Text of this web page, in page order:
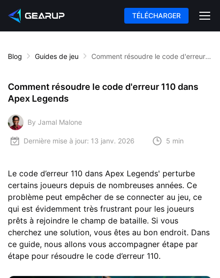
TÉLÉCHARGER
Blog Guides de jeu Comment résoudre le code d'erreur 110 dans Apex Legends
Comment résoudre le code d'erreur 110 dans
Apex Legends
By Jamal Malone
Dernière mise à jour: 13 janv. 2026 5 min
Le code d’erreur 110 dans Apex Legends' perturbe
certains joueurs depuis de nombreuses années. Ce
problème peut empêcher de se connecter au jeu, ce
qui est évidemment très frustrant pour les joueurs
prêts à rejoindre le champ de bataille. Si vous
cherchez une solution, vous êtes au bon endroit. Dans
ce guide, nous allons vous accompagner étape par
étape pour résoudre le code d’erreur 110.